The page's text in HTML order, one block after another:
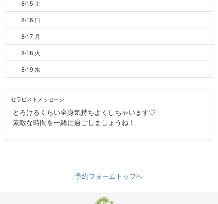
8/15 土
8/16 日
8/17 月
8/18 火
8/19 水
セラピストメッセージ
とろけるくらい全身気持ちよくしちゃいます♡
素敵な時間を一緒に過ごしましょうね！
予約フォームトップへ